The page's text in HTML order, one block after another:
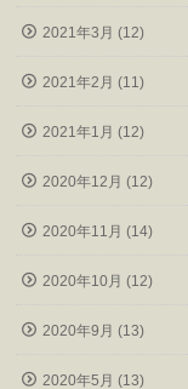
2021年3月 (12)
2021年2月 (11)
2021年1月 (12)
2020年12月 (12)
2020年11月 (14)
2020年10月 (12)
2020年9月 (13)
2020年5月 (13)